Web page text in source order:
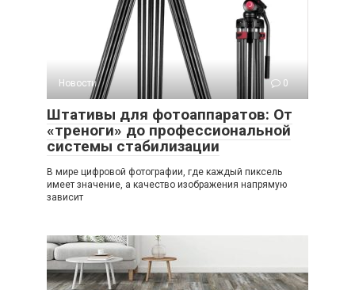
Новости 0
Штативы для фотоаппаратов: От
«треноги» до профессиональной
системы стабилизации
В мире цифровой фотографии, где каждый пиксель
имеет значение, а качество изображения напрямую
зависит